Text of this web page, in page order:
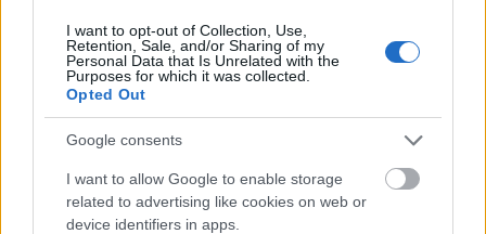
I want to opt-out of Collection, Use,
Retention, Sale, and/or Sharing of my
Personal Data that Is Unrelated with the
Purposes for which it was collected.
Opted Out
Google consents
I want to allow Google to enable storage
related to advertising like cookies on web or
device identifiers in apps.